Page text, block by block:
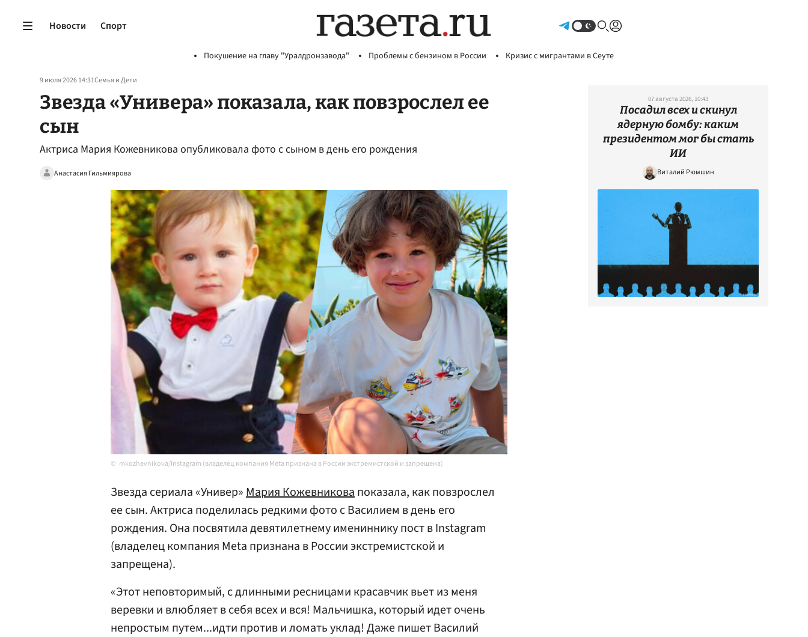
Новости Спорт
Покушение на главу "Уралдронзавода" Проблемы с бензином в России Кризис с мигрантами в Сеуте
9 июля 2026 14:31Семья и Дети
Звезда «Универа» показала, как повзрослел ее
сын
Актриса Мария Кожевникова опубликовала фото с сыном в день его рождения
Анастасия Гильмиярова
mkozhevnikova/Instagram (владелец компания Meta признана в России экстремистской и запрещена)
Звезда сериала «Универ»Мария Кожевниковапоказала, как повзрослел
ее сын. Актриса поделилась редкими фото с Василием в день его
рождения. Она посвятила девятилетнему имениннику пост в Instagram
(владелец компания Meta признана в России экстремистской и
запрещена).
«Этот неповторимый, с длинными ресницами красавчик вьет из меня
веревки и влюбляет в себя всех и вся! Мальчишка, который идет очень
непростым путем...идти против и ломать уклад! Даже пишет Василий
07 августа 2026, 10:43
Посадил всех и скинул
ядерную бомбу: каким
президентом мог бы стать
ИИ
Виталий Рюмшин